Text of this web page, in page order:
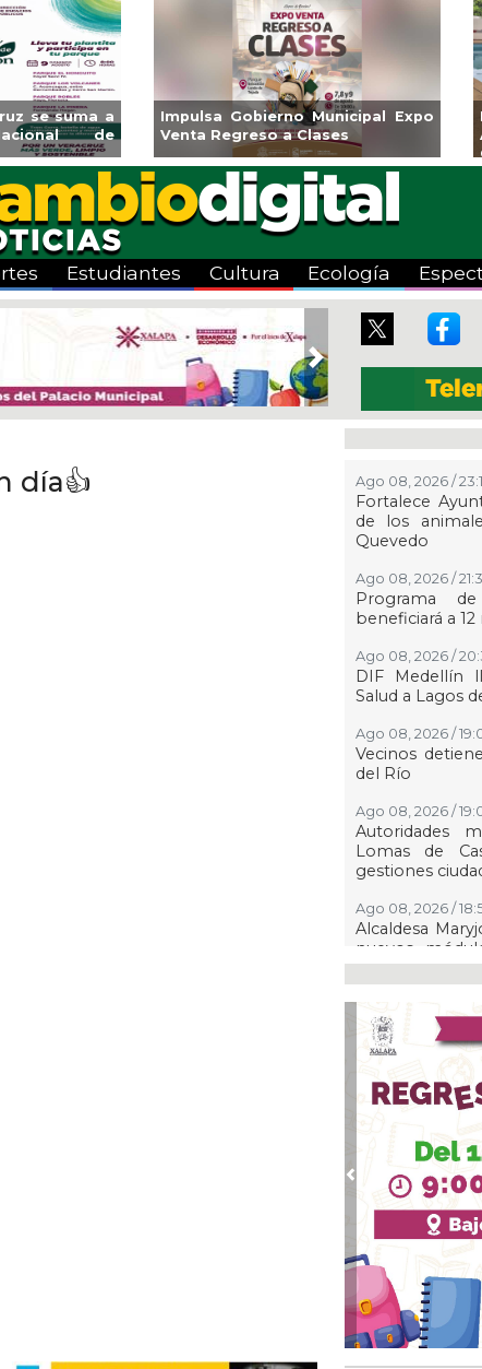
de
Guarniciones y banquetas para la
colonia El Mango en Pánuco
Estudiantes Cultura Ecología
Next
día👍 Ago 08, 2026 /
Fortalece
de los
Quevedo
Ago 08, 2026 /
Programa
beneficiará a
Ago 08, 2026 /
DIF Medellín
Salud a Lagos
Ago 08, 2026 /
Vecinos
del Río
Ago 08, 2026 /
Autoridades
Lomas de
gestiones
Ago 08, 2026 /
Alcaldesa
nuevos
imagen de las
Boca del Río
Ago 08, 2026 /
Localizan
amenazantes
Ago 08, 2026 /
La ciudad de
Nacional de
Ago 08, 2026 /
¿Con o sin
Ago 08, 2026 /
Control y
Ago 08, 2026 /
Resguarda
en situación de
Previous